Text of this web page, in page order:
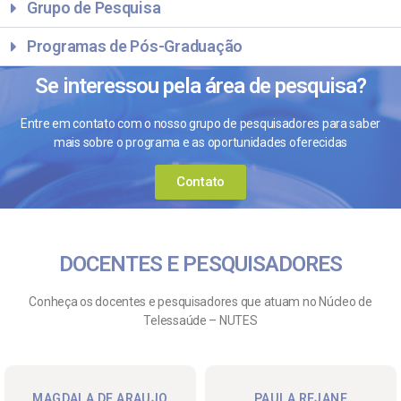
Grupo de Pesquisa
Programas de Pós-Graduação
Se interessou pela área de pesquisa?
Entre em contato com o nosso grupo de pesquisadores para saber
mais sobre o programa e as oportunidades oferecidas
Contato
DOCENTES E PESQUISADORES
Conheça os docentes e pesquisadores que atuam no Núcleo de
Telessaúde – NUTES